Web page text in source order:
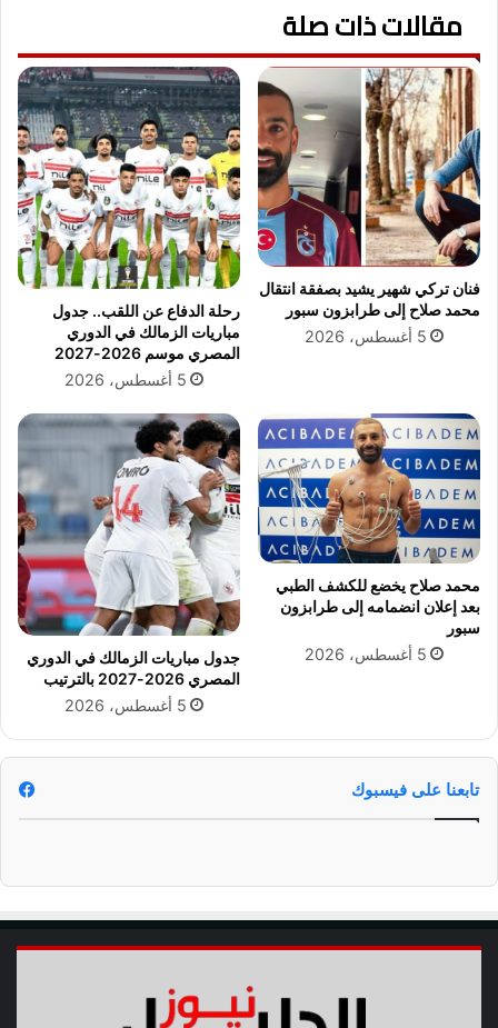
ي
ل
م
و
ا
ج
ه
ة
ا
ل
م
ص
ي
م
ر
ح
ل
ة
ا
ت
ت
و
ا
ل
د
ر
م
م
"
ف
ي
ض
ي
ا
ف
ة
"
و
ا
ح
ل
ن
ا
س
م
ع
م
ر
ي
ث
ي
مقالات ذات صلة
فنان تركي شهير يشيد بصفقة انتقال
محمد صلاح إلى طرابزون سبور
5 أغسطس، 2026
رحلة الدفاع عن اللقب.. جدول
مباريات الزمالك في الدوري
المصري موسم 2026-2027
5 أغسطس، 2026
محمد صلاح يخضع للكشف الطبي
بعد إعلان انضمامه إلى طرابزون
سبور
5 أغسطس، 2026
جدول مباريات الزمالك في الدوري
المصري 2026-2027 بالترتيب
5 أغسطس، 2026
تابعنا على فيسبوك